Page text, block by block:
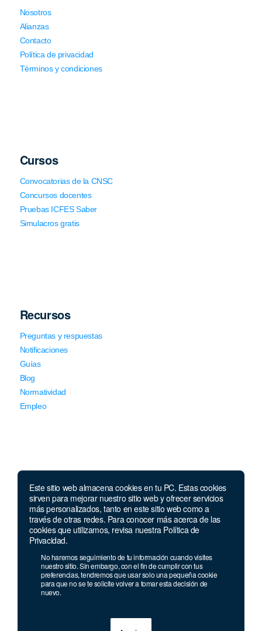
Este sitio web almacena cookies en tu PC. Estas cookies
sirven para mejorar nuestro sitio web y ofrecer servicios
más personalizados, tanto en este sitio web como a
través de otras redes. Para conocer más acerca de las
cookies que utilizamos, revisa nuestra Política de
Privacidad.
No haremos seguimiento de tu información cuando visites
nuestro sitio. Sin embargo, con el fin de cumplir con tus
preferencias, tendremos que usar solo una pequeña cookie
para que no se te solicite volver a tomar esta decisión de
nuevo.
Nosotros
Alianzas
Contacto
Política de privacidad
Términos y condiciones
Cursos
Convocatorias de la CNSC
Concursos docentes
Pruebas ICFES Saber
Simulacros gratis
Recursos
Preguntas y respuestas
Notificaciones
Guías
Blog
Normatividad
Empleo
Llámanos
Lunes a jueves de 7 a.m.
a 5:00 p.m. Viernes de
7 a.m. a 4 p.m. Sábados de 8 a.m. a 2 p.m.
Celular y Whatsapp:333 033 40 39
Bogotá:381 92 69